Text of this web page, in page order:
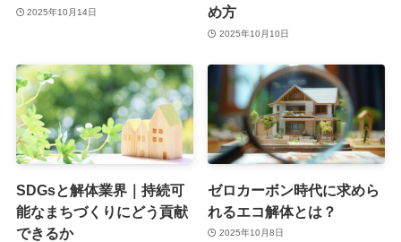
2025年10月14日
め方
2025年10月10日
SDGsと解体業界｜持続可
能なまちづくりにどう貢献
できるか
ゼロカーボン時代に求めら
れるエコ解体とは？
2025年10月8日